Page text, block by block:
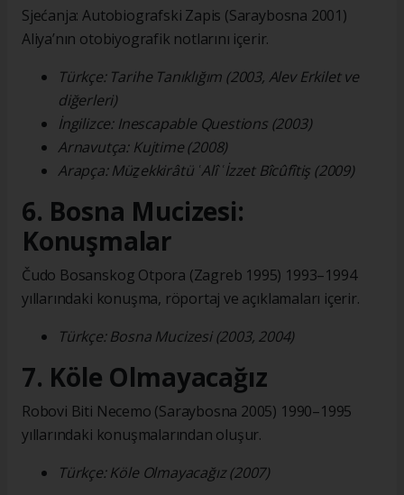
Sjećanja: Autobiografski Zapis (Saraybosna 2001)
Aliya’nın otobiyografik notlarını içerir.
Türkçe: Tarihe Tanıklığım (2003, Alev Erkilet ve
diğerleri)
İngilizce: Inescapable Questions (2003)
Arnavutça: Kujtime (2008)
Arapça: Müẕekkirâtü ʿAlî ʿİzzet Bîcûfîtiş (2009)
6. Bosna Mucizesi:
Konuşmalar
Čudo Bosanskog Otpora (Zagreb 1995) 1993–1994
yıllarındaki konuşma, röportaj ve açıklamaları içerir.
Türkçe: Bosna Mucizesi (2003, 2004)
7. Köle Olmayacağız
Robovi Biti Necemo (Saraybosna 2005) 1990–1995
yıllarındaki konuşmalarından oluşur.
Türkçe: Köle Olmayacağız (2007)